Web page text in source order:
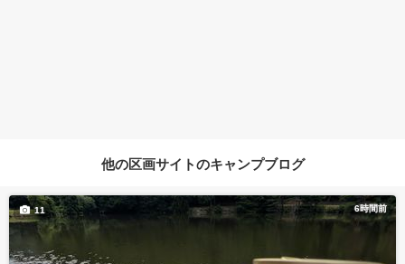
他の区画サイトのキャンプブログ
6時間前
11